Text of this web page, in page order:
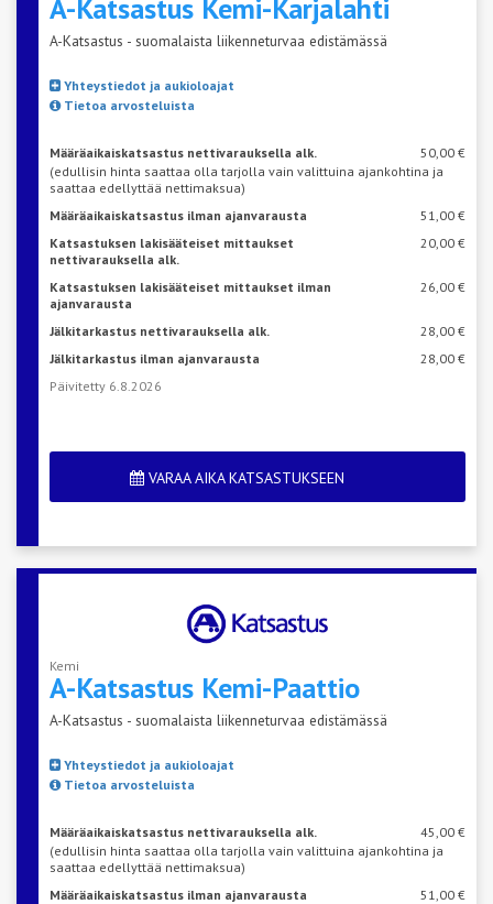
A-Katsastus Kemi-Karjalahti
A-Katsastus - suomalaista liikenneturvaa edistämässä
Yhteystiedot ja aukioloajat
Tietoa arvosteluista
Määräaikaiskatsastus nettivarauksella alk.
50,00 €
(edullisin hinta saattaa olla tarjolla vain valittuina ajankohtina ja
saattaa edellyttää nettimaksua)
Määräaikaiskatsastus ilman ajanvarausta
51,00 €
Katsastuksen lakisääteiset mittaukset
nettivarauksella alk.
20,00 €
Katsastuksen lakisääteiset mittaukset ilman
ajanvarausta
26,00 €
Jälkitarkastus nettivarauksella alk.
28,00 €
Jälkitarkastus ilman ajanvarausta
28,00 €
Päivitetty 6.8.2026
VARAA AIKA KATSASTUKSEEN
Kemi
A-Katsastus Kemi-Paattio
A-Katsastus - suomalaista liikenneturvaa edistämässä
Yhteystiedot ja aukioloajat
Tietoa arvosteluista
Määräaikaiskatsastus nettivarauksella alk.
45,00 €
(edullisin hinta saattaa olla tarjolla vain valittuina ajankohtina ja
saattaa edellyttää nettimaksua)
Määräaikaiskatsastus ilman ajanvarausta
51,00 €